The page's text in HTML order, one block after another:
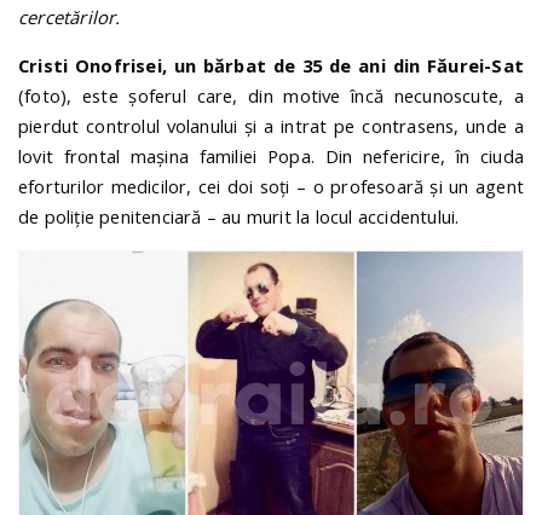
cercetărilor.
Cristi Onofrisei, un bărbat de 35 de ani din Făurei-Sat
(foto), este șoferul care, din motive încă necunoscute, a
pierdut controlul volanului și a intrat pe contrasens, unde a
lovit frontal mașina familiei Popa. Din nefericire, în ciuda
eforturilor medicilor, cei doi soți – o profesoară și un agent
de poliție penitenciară – au murit la locul accidentului.